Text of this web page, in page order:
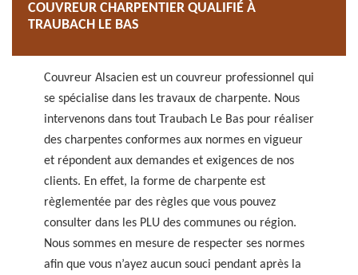
COUVREUR CHARPENTIER QUALIFIÉ À
TRAUBACH LE BAS
Couvreur Alsacien est un couvreur professionnel qui
se spécialise dans les travaux de charpente. Nous
intervenons dans tout Traubach Le Bas pour réaliser
des charpentes conformes aux normes en vigueur
et répondent aux demandes et exigences de nos
clients. En effet, la forme de charpente est
règlementée par des règles que vous pouvez
consulter dans les PLU des communes ou région.
Nous sommes en mesure de respecter ses normes
afin que vous n’ayez aucun souci pendant après la